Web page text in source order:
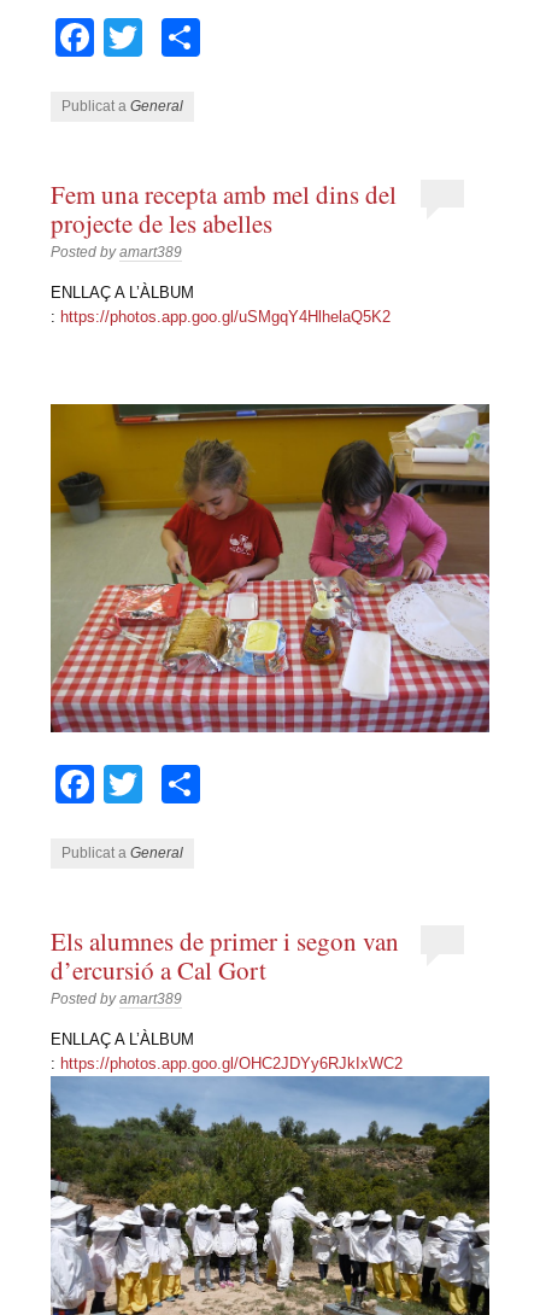
Facebook
Twitter
Publicat aGeneral
Fem una recepta amb mel dins del
projecte de les abelles
Posted byamart389
ENLLAÇ A L’ÀLBUM
: https://photos.app.goo.gl/uSMgqY4HlhelaQ5K2
Facebook
Twitter
Publicat aGeneral
Els alumnes de primer i segon van
d’ercursió a Cal Gort
Posted byamart389
ENLLAÇ A L’ÀLBUM
: https://photos.app.goo.gl/OHC2JDYy6RJkIxWC2